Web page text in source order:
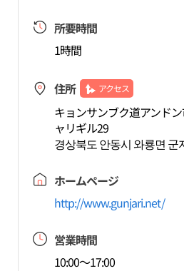
所要時間
1時間
住所 アクセス
キョンサンブク道アンド
ャリギル29
경상북도 안동시 와룡면 군
ホームページ
http://www.gunjari.net/
営業時間
10:00～17:00